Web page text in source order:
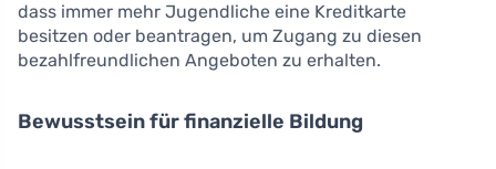
dass immer mehr Jugendliche eine Kreditkarte
besitzen oder beantragen, um Zugang zu diesen
bezahlfreundlichen Angeboten zu erhalten.
Bewusstsein für finanzielle Bildung